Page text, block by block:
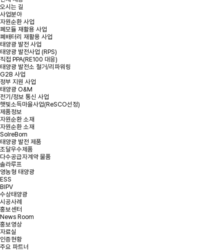
오시는 길
사업분야
자원순환 사업
폐모듈 재활용 사업
폐배터리 재활용 사업
태양광 발전 사업
태양광 발전사업 (RPS)
직접 PPA(RE100 대응)
태양광 발전소 철거/리파워링
G2B 사업
정부 지원 사업
태양광 O&M
전기/정보 통신 사업
햇빛소득마을사업(ReSCO선정)
제품정보
자원순환 소재
자원순환 소재
SolreBorn
태양광 발전 제품
조달우수제품
다수공급자계약 물품
솔라루프
영농형 태양광
ESS
BIPV
수상태양광
시공사례
홍보센터
News Room
홍보영상
자료실
인증현황
주요 파트너